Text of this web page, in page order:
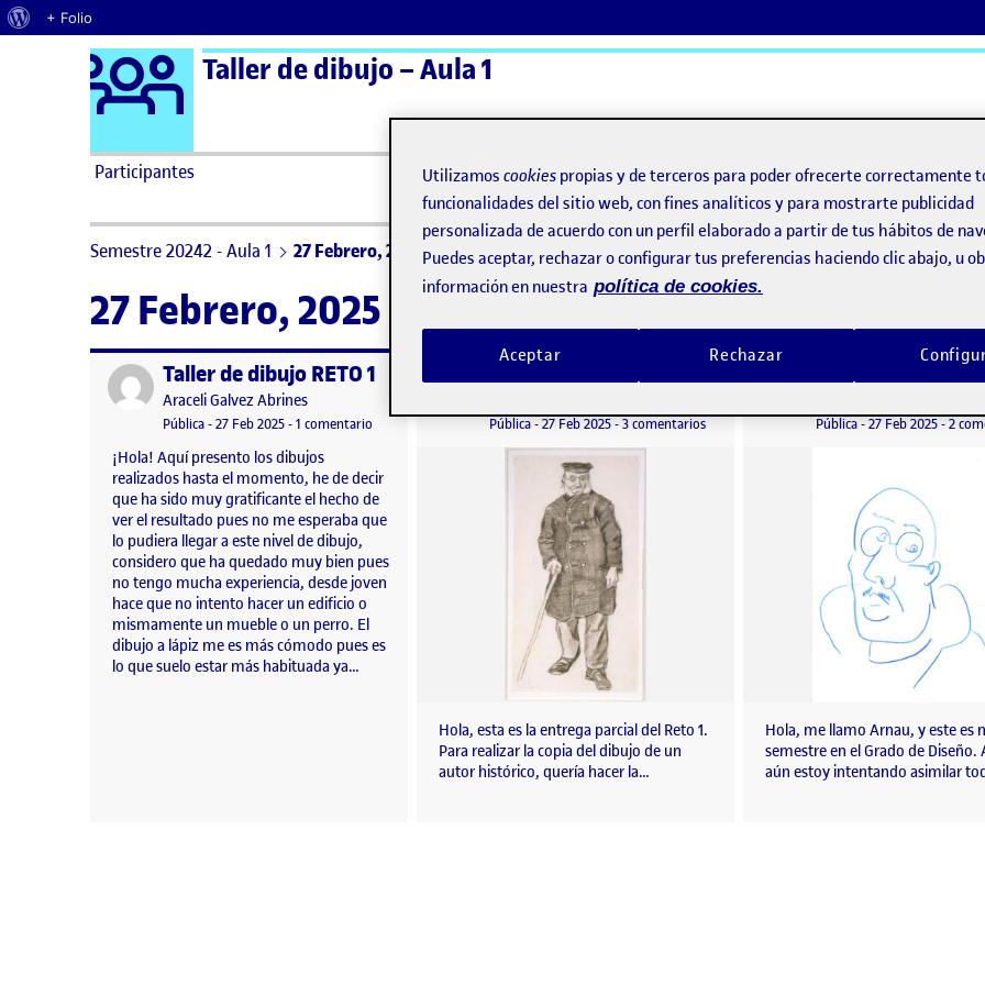
Acerca de WordPress
+ Folio
Saltar al contenido Logo Ágora
Taller de dibujo – Aula 1
Participantes ActiFolios
Semestre 20242 - Aula 1 27 Febrero, 2025
27 Febrero, 2025
Publicado porTaller de dibujo RETO 1
Publicado por
Araceli Galvez Abrines
Visibilidad:
Pública-Fecha de publicación
27 Feb 202527 febrero, 2025 7:24 pm
-1 comentario en Taller de dibujo RETO 1
¡Hola! Aquí presento los dibujos
realizados hasta el momento, he de decir
que ha sido muy gratificante el hecho de
ver el resultado pues no me esperaba que
lo pudiera llegar a este nivel de dibujo,
considero que ha quedado muy bien pues
no tengo mucha experiencia, desde joven
hace que no intento hacer un edificio o
mismamente un mueble o un perro. El
dibujo a lápiz me es más cómodo pues es
lo que suelo estar más habituada ya…
Entrega parcial Reto 1. Dibujar para mirar.
Visibilidad:
Pública-Fecha de publicación
27 Feb 20252 marzo, 2025 8:24 pm
-3 comentariosen Entrega parcial Reto 1. Dibujar para mirar.
Hola, esta es la entrega parcial del Reto 1.
Para realizar la copia del dibujo de un
autor histórico, quería hacer la…
Flash 1
Visibilidad:
Pública-Fecha de
27 Feb 202527
-2
Hola, me llamo Arnau, y este es
semestre en el Grado de Diseño.
aún estoy intentando asimilar
Utilizamos cookies propias y de terceros para poder ofrecerte correctamente
funcionalidades del sitio web, con fines analíticos y para mostrarte publicidad
personalizada de acuerdo con un perfil elaborado a partir de tus hábitos de
Puedes aceptar, rechazar o configurar tus preferencias haciendo clic abajo, u
información en nuestra política de cookies.
Rechazar
Aceptar